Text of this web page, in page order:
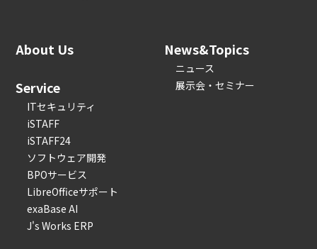
About Us
Service
ITセキュリティ
iSTAFF
iSTAFF24
ソフトウェア開発
BPOサービス
LibreOfficeサポート
exaBase AI
J's Works ERP
News&Topics
ニュース
展示会・セミナー